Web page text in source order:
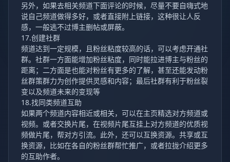
另外，如果去相关频道下面评论的时候，尽量不要自嗨式地
说自己频道做得多好，或者直接附上链接，这种很让人反
感，一般逃不过博主删帖或屏蔽。
17.创建社群
频道达到一定规模，且粉丝粘度较高的话，可以考虑开通社
群。社群一方面能增加粉丝粘度，同时能拉进博主与粉丝的
距离；二方面是也能对粉丝有更多的了解，甚至还能发动粉
丝群策群力为创作提供灵感和内容；最后社群有利于粉丝裂
变以及频道未来的变现等
18.找同类频道互助
如果两个频道内容相近或相关，可以在主页精选对方频道或
视频。或者交换片尾，在视频片尾互挂上对方频道的优质视
频做片尾，帮对方引流。此外，还可以互换资源。共享或互
换资源，比如在各自的粉丝群帮忙推广，或者拉拢介绍更多
的互助作者。